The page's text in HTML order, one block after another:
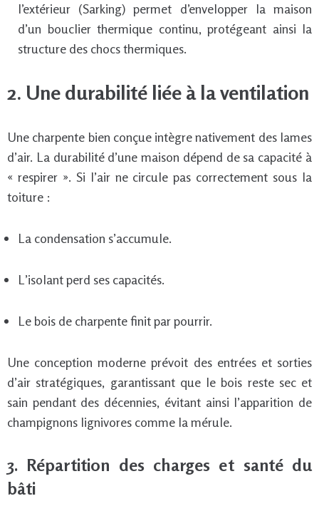
l’extérieur (Sarking) permet d’envelopper la maison
d’un bouclier thermique continu, protégeant ainsi la
structure des chocs thermiques.
2. Une durabilité liée à la ventilation
Une charpente bien conçue intègre nativement des lames
d’air. La durabilité d’une maison dépend de sa capacité à
« respirer ». Si l’air ne circule pas correctement sous la
toiture :
La condensation s’accumule.
L’isolant perd ses capacités.
Le bois de charpente finit par pourrir.
Une conception moderne prévoit des entrées et sorties
d’air stratégiques, garantissant que le bois reste sec et
sain pendant des décennies, évitant ainsi l’apparition de
champignons lignivores comme la mérule.
3. Répartition des charges et santé du
bâti